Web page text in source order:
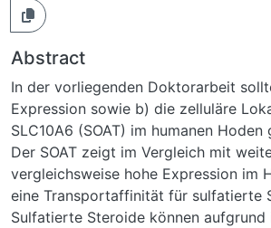
Abstract
In der vorliegenden Doktorarbeit
Expression sowie b) die zelluläre
SLC10A6 (SOAT) im humanen
Der SOAT zeigt im Vergleich mit
vergleichsweise hohe Expression im
eine Transportaffinität für sulfatierte
Sulfatierte Steroide können